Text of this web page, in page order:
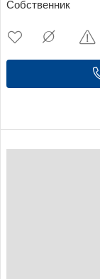
Собственник